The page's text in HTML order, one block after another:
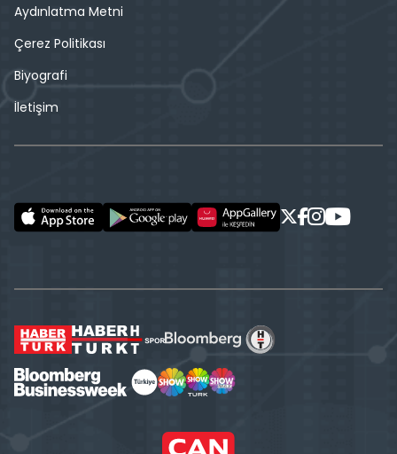
Aydınlatma Metni
Çerez Politikası
Biyografi
İletişim